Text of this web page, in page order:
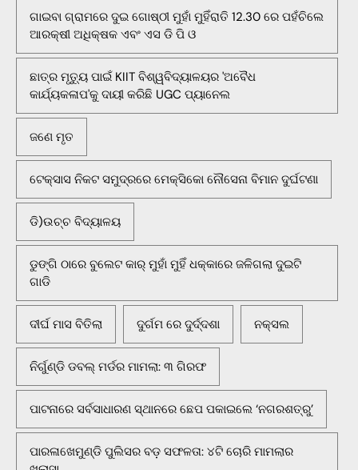
ଗାଇବା ଗ୍ରାମରେ ଦୁଇ ଗୋଷ୍ଠୀ ମୁହାଁ ମୁହିଁରାତି 12.30 ରେ ପହଁଚିଲେ
ଆରକ୍ଷୀ ଅଧିକ୍ଷକ ଏବଂ ଏସ ଡି ପି ଓ
ଛାତ୍ର ମୃତ୍ୟୁ ପାଇଁ KIIT ବିଶ୍ୱବିଦ୍ୟାଳୟର 'ଅବୈଧ
କାର୍ଯ୍ୟକଳାପ'କୁ ଦାୟୀ କରିଛି UGC ପ୍ୟାନେଲ
ଜଣେ ମୃତ
ଟେକ୍ସାସ ନିକଟ ସମୁଦ୍ରରେ ମେକ୍ସିକୋ ନୌସେନା ବିମାନ ଦୁର୍ଘଟଣା
ଡି)ଉଚ୍ଚ ବିଦ୍ୟାଳୟ
ଡୁଙ୍ଗି ଠାରେ ବୁଲେଟ କାର୍ ମୁହାଁ ମୁହିଁ ଧକ୍କାରେ ଜଳିଗଲା ଦୁଇଟି
ଗାଡି
ଦୀର୍ଘ ମାସ ବିତିଲା ଦୁର୍ଗମ ରେ ଦୁର୍ଦ୍ଦଶା ନକ୍ସଲ
ନିର୍ଗୁଣ୍ଡି ଡବଲ୍ ମର୍ଡର ମାମଲା: ୩ ଗିରଫ
ପାଟନାରେ ସର୍ବସାଧାରଣ ସ୍ଥାନରେ ଛେପ ପକାଇଲେ ‘ନଗରଶତ୍ରୁ’
ପାରଳାଖେମୁଣ୍ଡି ପୁଲିସର ବଡ଼ ସଫଳତା: ୪ଟି ଚୋରି ମାମଲାର